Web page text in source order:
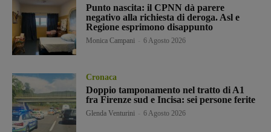
Punto nascita: il CPNN dà parere
negativo alla richiesta di deroga. Asl e
Regione esprimono disappunto
Monica Campani 6 Agosto 2026
Cronaca
Doppio tamponamento nel tratto di A1
fra Firenze sud e Incisa: sei persone ferite
Glenda Venturini 6 Agosto 2026